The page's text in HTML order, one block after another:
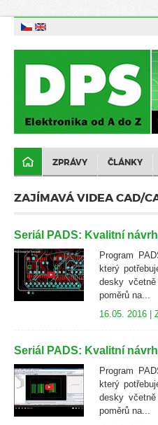
ZPRÁVY ČLÁNKY
ZAJÍMAVÁ VIDEA CAD/
Seriál PADS: Kvalitní
Program
který
desky
poměrů na...
16.05. 2016 |
Seriál PADS: Kvalitní
Program
který
desky
poměrů na...